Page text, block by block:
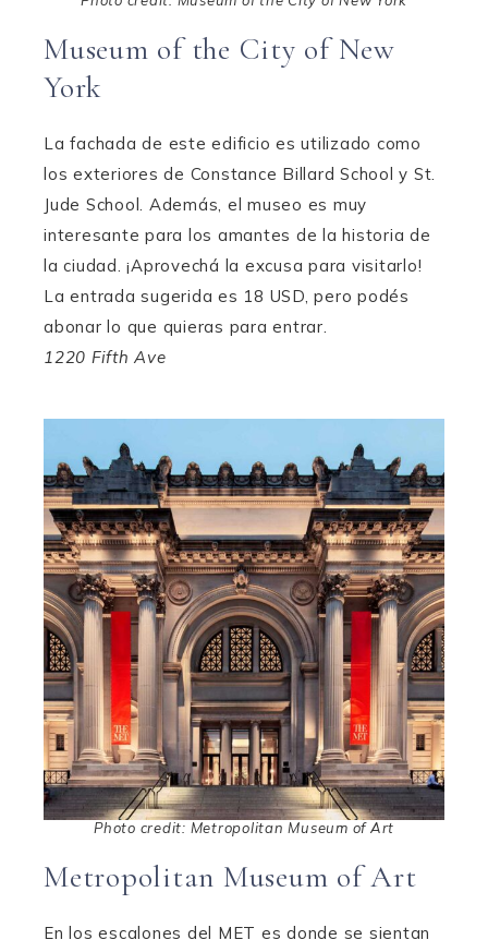
Museum of the City of New
York
La fachada de este edificio es utilizado como
los exteriores de Constance Billard School y St.
Jude School. Además, el museo es muy
interesante para los amantes de la historia de
la ciudad. ¡Aprovechá la excusa para visitarlo!
La entrada sugerida es 18 USD, pero podés
abonar lo que quieras para entrar.
1220 Fifth Ave
Photo credit: Metropolitan Museum of Art
Metropolitan Museum of Art
En los escalones del MET es donde se sientan